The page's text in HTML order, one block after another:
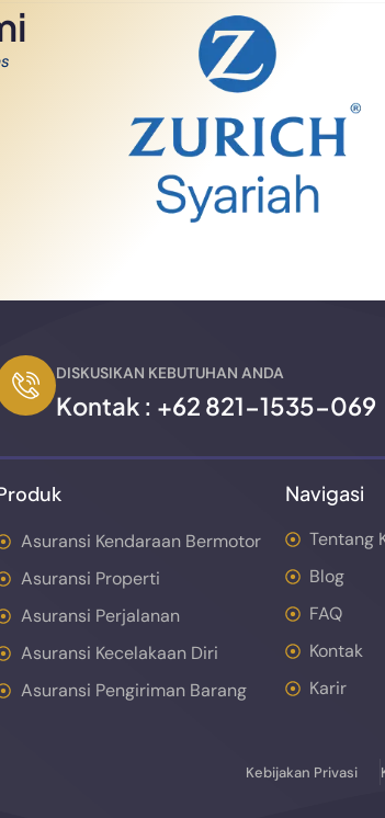
DISKUSIKAN KEBUTUHAN ANDA
Kontak : +62 821-1535-069
Asuransi Kendaraan Bermotor
Asuransi Properti
Asuransi Perjalanan
Asuransi Kecelakaan Diri
Asuransi Pengiriman Barang
Navigasi
Tentang
Blog
FAQ
Kontak
Karir
Kebijakan Privasi